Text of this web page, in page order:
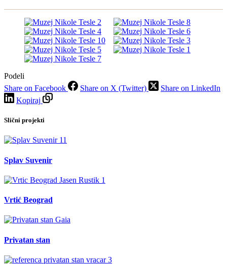
Podeli
Share on Facebook
Share on X (Twitter)
Share on LinkedIn
Kopiraj
Slični projekti
Splav Suvenir
Vrtić Beograd
Privatan stan